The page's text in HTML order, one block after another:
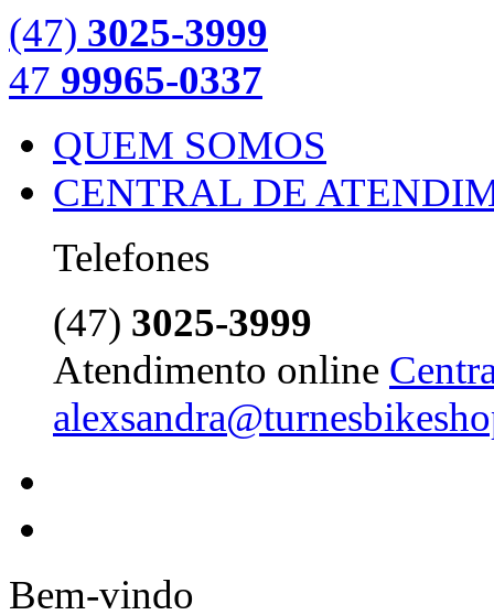
(47) 3025-3999
47 99965-0337
QUEM SOMOS
CENTRAL DE
Telefones
(47) 3025-3999
Atendimento online
Bem-vindo